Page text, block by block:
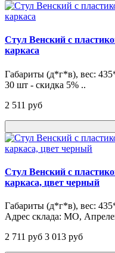
Стул Венский с
каркаса
Габариты (д*г*в), вес:
30 шт - скидка 5% ..
2 511 pуб
Стул Венский с
каркаса, цвет черный
Габариты (д*г*в), вес:
Адрес склада: МО,
2 711 pуб 3 013 pуб